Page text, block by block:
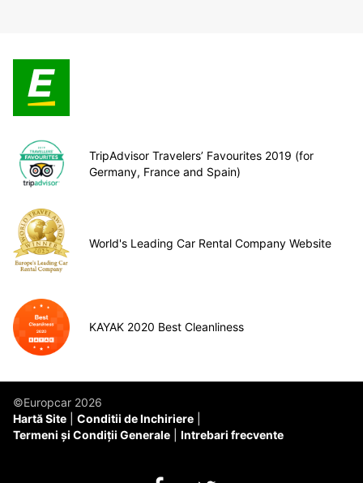
TripAdvisor Travelers’ Favourites 2019 (for
Germany, France and Spain)
World's Leading Car Rental Company Website
KAYAK 2020 Best Cleanliness
©Europcar 2026
Hartă Site
Conditii de Inchiriere
Termeni și Condiții Generale
Intrebari frecvente